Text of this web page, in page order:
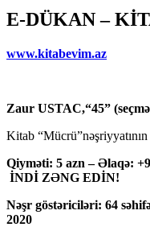
E-DÜKAN –
www.kitabevim.az
Zaur USTAC,“45”
Kitab “Mücrü”nəşriyyatının
Qiyməti: 5 azn – Əlaqə:
İNDİ ZƏNG EDİN!
Nəşr göstəriciləri: 64
2020